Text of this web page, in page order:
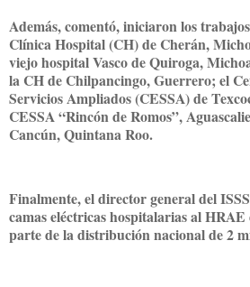
Además, comentó, iniciaron los
Clínica Hospital (CH) de Cherán,
viejo hospital Vasco de Quiroga,
la CH de Chilpancingo, Guerrero; el
Servicios Ampliados (CESSA) de
CESSA “Rincón de Romos”,
Cancún, Quintana Roo.
Finalmente, el director general del
camas eléctricas hospitalarias al
parte de la distribución nacional de 2